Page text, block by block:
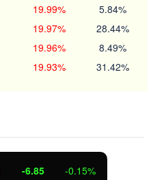
19.99% 5.84%
19.97% 28.44%
19.96% 8.49%
19.93% 31.42%
-6.85 -0.15%